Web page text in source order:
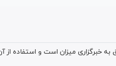
میزان است و استفاده از